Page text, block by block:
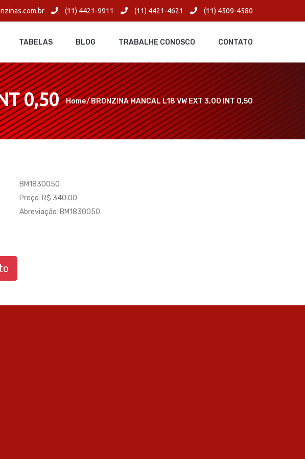
(11) 4421-9911 (11) 4421-4621 (11) 4509-4580
TABELAS BLOG TRABALHE CONOSCO CONTATO
0,50 Home BRONZINA MANCAL L18 VW EXT 3,00 INT 0,50
BM1830050
Preço: R$ 340.00
Abreviação: BM1830050